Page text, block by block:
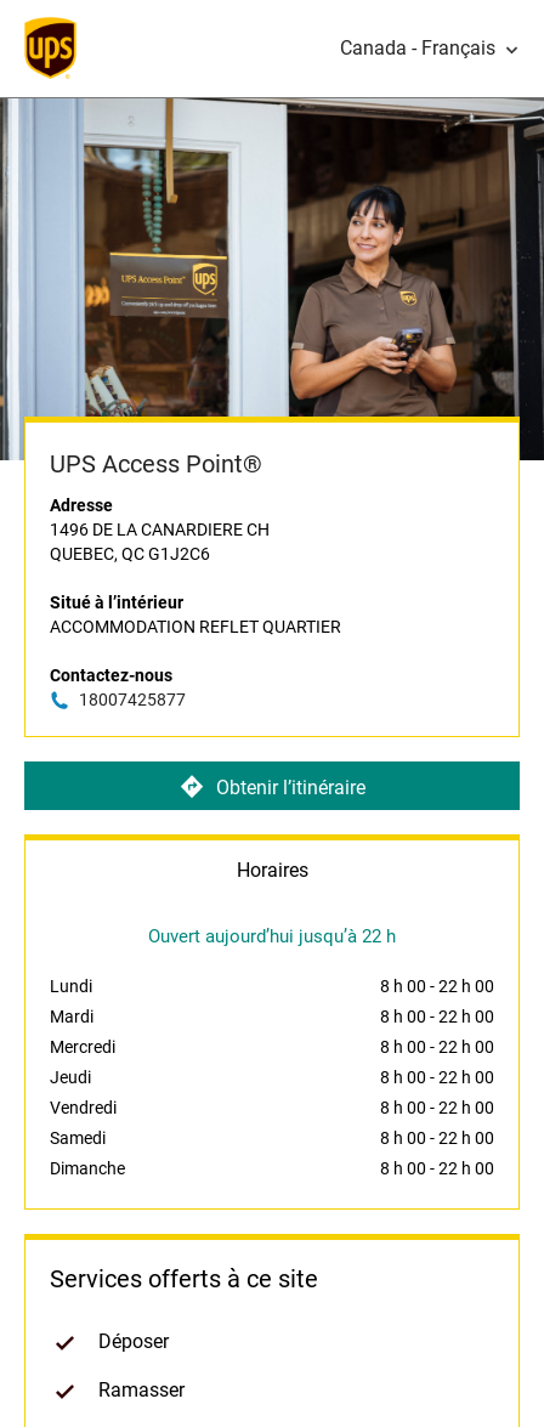
Canada - Français
UPS Access Point®
Adresse
1496 DE LA CANARDIERE CH
QUEBEC, QC G1J2C6
Situé à l’intérieur
ACCOMMODATION REFLET QUARTIER
Contactez-nous
18007425877
Obtenir l’itinéraire
Horaires
Ouvert aujourd’hui jusqu’à 22 h
Lundi 8 h 00 -22 h 00
Mardi
8 h 00 -22 h 00
Mercredi
8 h 00 -22 h 00
Jeudi
8 h 00 -22 h 00
Vendredi
8 h 00 -22 h 00
Samedi
8 h 00 -22 h 00
Dimanche
8 h 00 -22 h 00
Services offerts à ce site
Déposer
Ramasser